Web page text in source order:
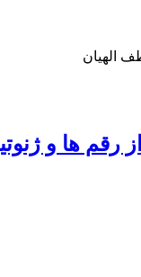
الهیان
رقم ها و